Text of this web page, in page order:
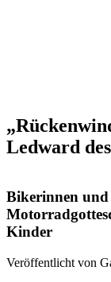
Ledward
Bikerinnen und
Kinder
Veröffentlicht von